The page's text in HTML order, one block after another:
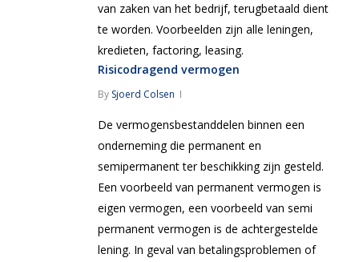
van zaken van het bedrijf, terugbetaald dient
te worden. Voorbeelden zijn alle leningen,
kredieten, factoring, leasing.
Risicodragend vermogen
By Sjoerd Colsen
De vermogensbestanddelen binnen een
onderneming die permanent en
semipermanent ter beschikking zijn gesteld.
Een voorbeeld van permanent vermogen is
eigen vermogen, een voorbeeld van semi
permanent vermogen is de achtergestelde
lening. In geval van betalingsproblemen of